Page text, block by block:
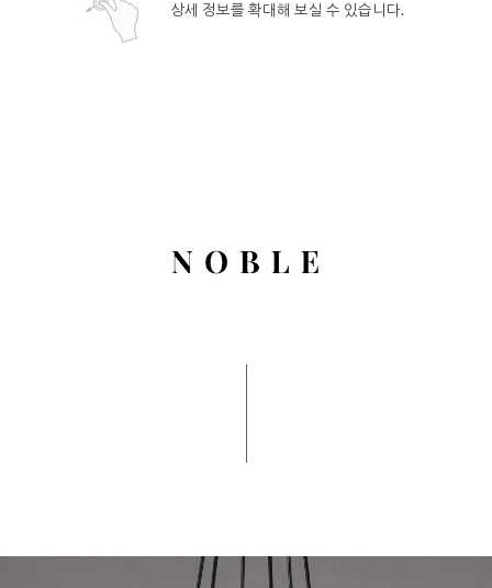
상세 정보를 확대해 보실 수 있습니다.